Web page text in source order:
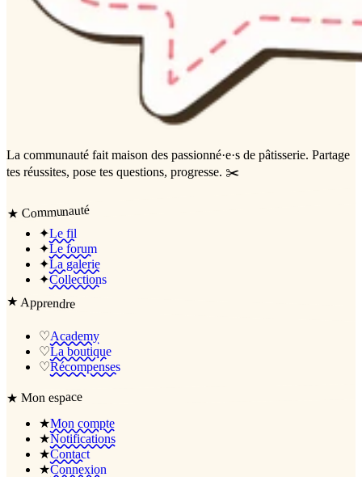
La communauté fait maison des passionné·e·s de pâtisserie. Partage
tes réussites, pose tes questions, progresse. ✂️
★ Communauté
✦Le fil
✦Le forum
✦La galerie
✦Collections
★Apprendre
♡Academy
♡La boutique
♡Récompenses
★Mon espace
★Mon compte
★Notifications
★Contact
★Connexion